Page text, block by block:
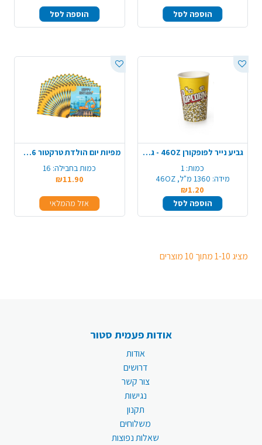
הוספה לסל הוספה לסל
גביע נייר לפופקורן 46OZ - גדול
כמות: 1
מידה: 1360 מ"ל, 46OZ
₪1.20
הוספה לסל
מפיות יום הולדת טרקטור 16 יח' - כחול
כמות בחבילה: 16
₪11.90
אזל מהמלאי
מציג 1-10 מתוך 10 מוצרים
אודות פעמית סטור
אודות
דרושים
צור קשר
נגישות
תקנון
משלוחים
שאלות נפוצות